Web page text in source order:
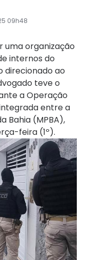
09h48
uma organização
internos do
direcionado ao
teve o
a Operação
entre a
Bahia (MPBA),
feira (1º).